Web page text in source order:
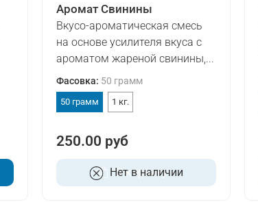
Аромат Свинины
Вкусо-ароматическая смесь
на основе усилителя вкуса с
ароматом жареной свинины,...
Фасовка: 50 грамм
50 грамм 1 кг.
250.00 руб
Нет в наличии
В корзину